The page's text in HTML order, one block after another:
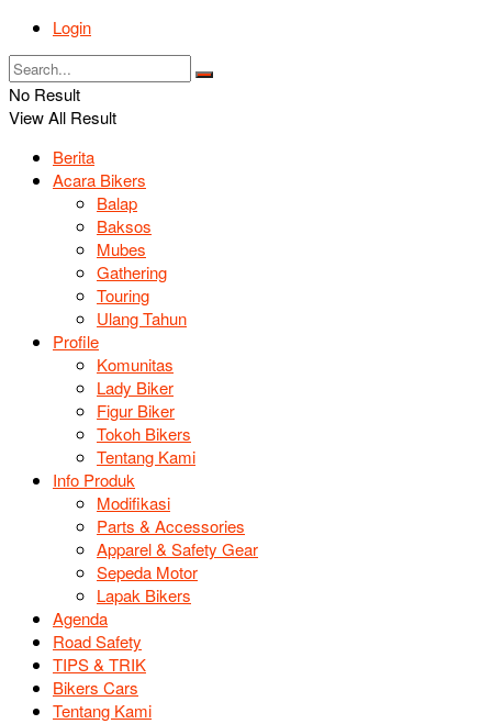
Login
No Result
View All Result
Berita
Acara Bikers
Balap
Baksos
Mubes
Gathering
Touring
Ulang Tahun
Profile
Komunitas
Lady Biker
Figur Biker
Tokoh Bikers
Tentang Kami
Info Produk
Modifikasi
Parts & Accessories
Apparel & Safety Gear
Sepeda Motor
Lapak Bikers
Agenda
Road Safety
TIPS & TRIK
Bikers Cars
Tentang Kami